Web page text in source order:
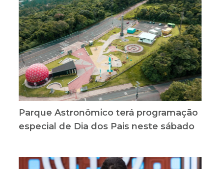
Parque Astronômico terá programação
especial de Dia dos Pais neste sábado